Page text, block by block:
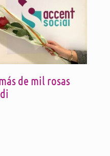
de mil rosas